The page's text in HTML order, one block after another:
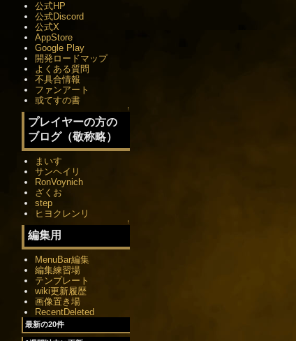
公式HP
公式Discord
公式X
AppStore
Google Play
開発ロードマップ
よくある質問
不具合情報
ファンアート
或てすの書
↑
プレイヤーの方の
ブログ（敬称略）
まいす
サンヘイリ
RonVoynich
ざくお
step
ヒヨクレンリ
↑
編集用
MenuBar編集
編集練習場
テンプレート
wiki更新履歴
画像置き場
RecentDeleted
最新の20件